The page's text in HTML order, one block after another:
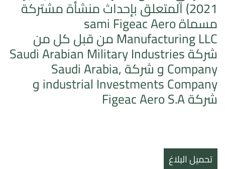
2021) المتعلق بإحداث منشأة مشتركة
مسماة sami Figeac Aero
Manufacturing LLC من قبل كل من
شركة Saudi Arabian Military Industries
Company و شركة Saudi Arabia,
industrial Investments Company و
شركة Figeac Aero S.A
تحميل البلاغ